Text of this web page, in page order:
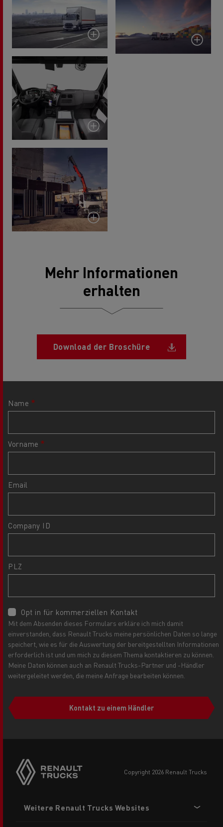
Mehr Informationen
erhalten
Download der Broschüre Document
Name
Vorname
Email
Company ID
PLZ
Opt in für kommerziellen Kontakt
Mit dem Absenden dieses Formulars erkläre ich mich damit
einverstanden, dass Renault Trucks meine persönlichen Daten so lange
speichert, wie es für die Auswertung der bereitgestellten Informationen
erforderlich ist und um mich zu diesem Thema kontaktieren zu können.
Meine Daten können auch an Renault Trucks-Partner und -Händler
weitergeleitet werden, die meine Anfrage bearbeiten können.
Kontakt zu einem Händler
buttons
copyright 2026 Renault Trucks
menu
Weitere Renault Trucks Websites